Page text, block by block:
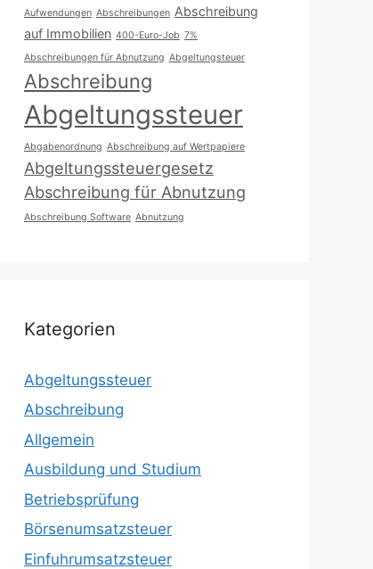
Aufwendungen Abschreibungen Abschreibung
auf Immobilien 400-Euro-Job 7%
Abschreibungen für Abnutzung Abgeltungsteuer
Abschreibung
Abgeltungssteuer
Abgabenordnung Abschreibung auf Wertpapiere
Abgeltungssteuergesetz
Abschreibung für Abnutzung
Abschreibung Software Abnutzung
Kategorien
Abgeltungssteuer
Abschreibung
Allgemein
Ausbildung und Studium
Betriebsprüfung
Börsenumsatzsteuer
Einfuhrumsatzsteuer